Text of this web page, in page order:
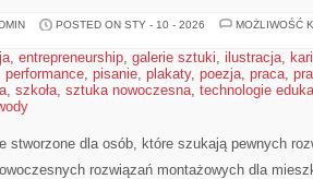
POSTED ON STY - 10 - 2026
MOŻLIWOŚĆ
, entrepreneurship, galerie sztuki, ilustracja,
performance, pisanie, plakaty, poezja, praca,
, szkoła, sztuka nowoczesna, technologie
stworzone dla osób, które szukają pewnych
rozwiązań montażowych dla